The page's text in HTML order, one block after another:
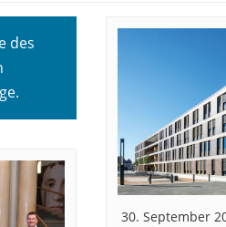
des
30. September